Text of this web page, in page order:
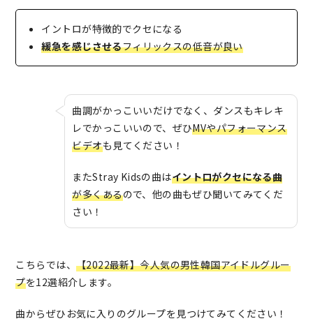
イントロが特徴的でクセになる
緩急を感じさせるフィリックスの低音が良い
曲調がかっこいいだけでなく、ダンスもキレキ
レでかっこいいので、ぜひMVやパフォーマンス
ビデオも見てください！
またStray Kidsの曲はイントロがクセになる曲
が多くあるので、他の曲もぜひ聞いてみてくだ
さい！
こちらでは、 【2022最新】今人気の男性韓国アイドルグルー
プを12選紹介します。
曲からぜひお気に入りのグループを見つけてみてください！